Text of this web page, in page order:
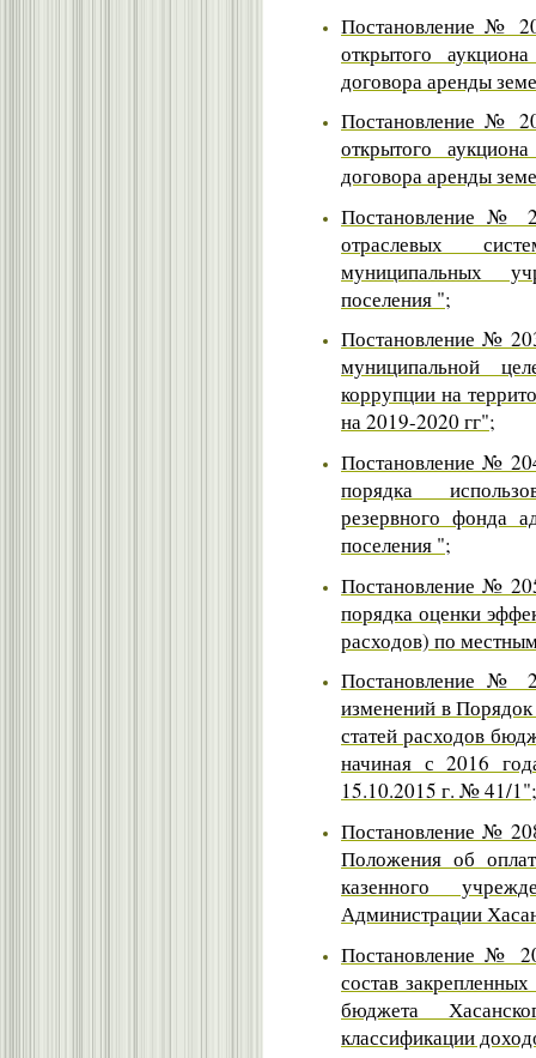
Постановление №
открытого
договора аренды
Постановление №
открытого
договора аренды
Постановление №
отраслевых
муниципальных
поселения ";
Постановление №
муниципальной
коррупции на
на 2019-2020 гг";
Постановление №
порядка
резервного фонда
поселения ";
Постановление №
порядка оценки
расходов) по
Постановление №
изменений в
статей расходов
начиная с 2016
15.10.2015 г. № 41/1";
Постановление №
Положения об
казенного
Администрации
Постановление №
состав
бюджета
классификации